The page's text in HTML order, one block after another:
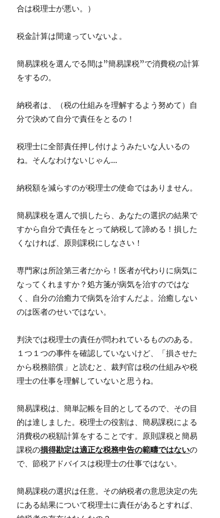
合は税理士が悪い。）
税金計算は間違っていないよ。
簡易課税を選んでる間は”簡易課税”で消費税の計算
をするの。
納税者は、（税の仕組みを理解するよう努めて）自
分で決めて自分で責任をとるの！
税理士に全部責任押し付けようみたいな人いるの
ね。そんなわけないじゃん…
納税額を減らすのが税理士の使命ではありません。
簡易課税を選んで損したら、あなたの選択の結果で
すから自分で責任をとって納税して諦める！損した
くなければ、原則課税にしなさい！
専門家は所詮第三者だから！医者が代わりに病気に
なってくれますか？処方箋が病気を治すのではな
く、自分の治癒力で病気を治すんだよ。治癒しない
のは医者のせいではない。
判決では税理士の責任が問われているもののある。
１つ１つの事件を確認していないけど、「損させた
から税務賠償」と読むと、裁判官は税の仕組みや税
理士の仕事を理解していないと思うね。
簡易課税は、簡単記帳を目的としてるので、その目
的は達しました。税理士の役割は、簡易課税による
消費税の税額計算をすることです。原則課税と簡易
課税の損得勘定は適正な税務申告の範疇ではないの
で、節税アドバイスは税理士の仕事ではない。
簡易課税の選択は任意。その納税者の意思決定の先
にある結果について税理士に責任があるとすれば、